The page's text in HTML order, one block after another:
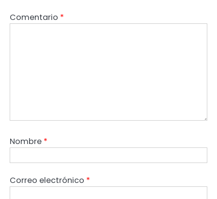
Comentario *
Nombre *
Correo electrónico *